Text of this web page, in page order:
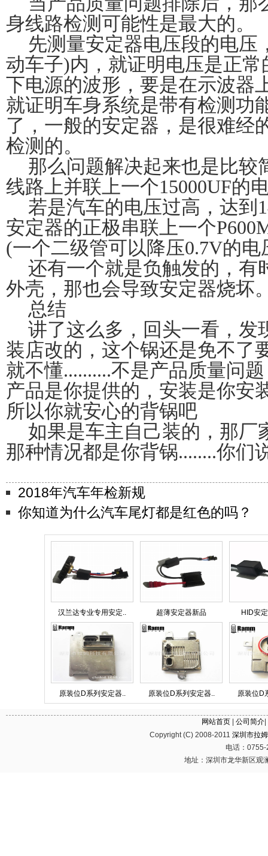
身线路检测可能性是最大的。
先测量安定器电压段的电压
动车子)内，就证明电压是正
下电源的波形，要是在示波器
就证明车身系统是带有检测功
了，一般的安定器，是很难经
检测的。
那么问题解决起来也是比较
线路上并联上一个15000UF的
若是汽车的电压过高，达到
安定器的正极串联上一个
(一个二级管可以降压0.7V的电
还有一个就是负触发的，有
外壳，那也会导致安定器烧坏
总结
讲了这么多，回头一看，发
装店改的，这个锅还是免不了
就不懂..........不是产品质量问
产品是你提供的，安装是你安
所以你就安心的背锅吧
如果是车主自己装的，那厂
那种情况都是你背锅........你们
2018年汽车年检新规
你知道为什么汽车尾灯都是红色的吗？
汉兰达专业专用安定.. 超薄安定器新品 HID安
原装位D系列安定器.. 原装位D系列安定器.. 原装位D
网站首页 公司简介
Copyright (C) 2008-2011 深圳市拉
电话：
地址：深圳市龙华新区观